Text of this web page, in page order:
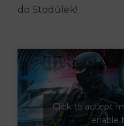
do Stodůlek!
Click to accept
enable